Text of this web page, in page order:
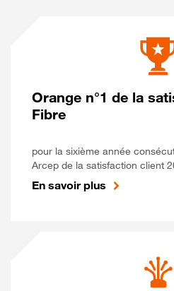
Orange n°1 de la
Fibre
pour la sixième année
Arcep de la satisfaction client
En savoir plus